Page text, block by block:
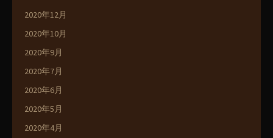
2020年12月
2020年10月
2020年9月
2020年7月
2020年6月
2020年5月
2020年4月